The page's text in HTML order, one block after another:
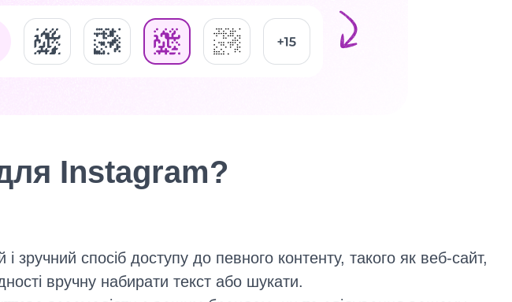
Instagram?
спосіб доступу до певного контенту, такого як веб-сайт,
вручну набирати текст або шукати.